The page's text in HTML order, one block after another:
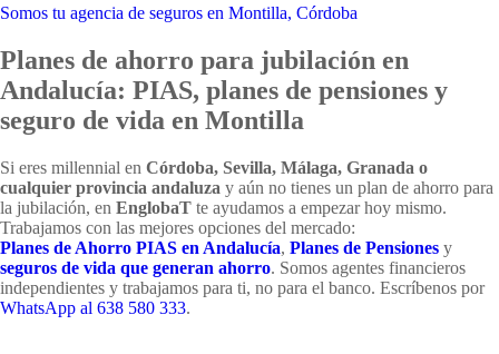
Somos tu agencia de seguros en Montilla, Córdoba
Planes de ahorro para jubilación en
Andalucía: PIAS, planes de pensiones y
seguro de vida en Montilla
Si eres millennial en Córdoba, Sevilla, Málaga, Granada o
cualquier provincia andaluza y aún no tienes un plan de ahorro para
la jubilación, en EnglobaT te ayudamos a empezar hoy mismo.
Trabajamos con las mejores opciones del mercado:
Planes de Ahorro PIAS en Andalucía, Planes de Pensiones y
seguros de vida que generan ahorro. Somos agentes financieros
independientes y trabajamos para ti, no para el banco. Escríbenos por
WhatsApp al 638 580 333.